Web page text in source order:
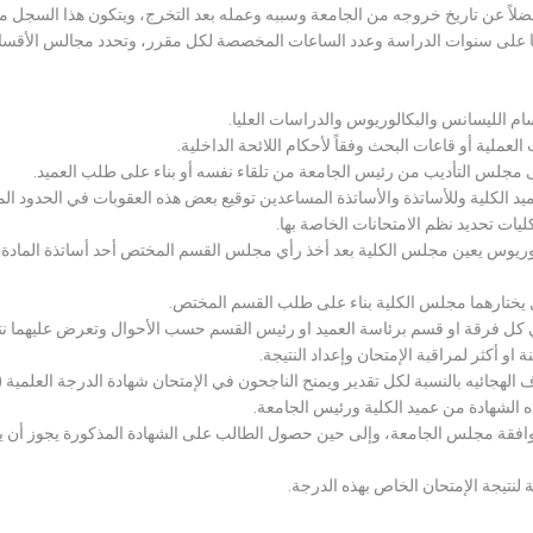
عن تاريخ خروجه من الجامعة وسببه وعمله بعد التخرج، ويتكون هذا
على سنوات الدراسة وعدد الساعات المخصصة لكل مقرر، وتحدد مجالس
الليسانس والبكالوريوس والدراسات العليا.
أو قاعات البحث وفقاً لأحكام اللائحة الداخلية.
مجلس التأديب من رئيس الجامعة من تلقاء نفسه أو بناء على طلب العميد.
وللأساتذة والأساتذة المساعدين توقيع بعض هذه العقوبات في الحدود
تحديد نظم الامتحانات الخاصة بها.
يعين مجلس الكلية بعد أخذ رأي مجلس القسم المختص أحد أساتذة
مجلس الكلية بناء على طلب القسم المختص.
فرقة او قسم برئاسة العميد او رئيس القسم حسب الأحوال وتعرض عليهما
أكثر لمراقبة الإمتحان وإعداد النتيجة.
بالنسبة لكل تقدير ويمنح الناجحون في الإمتحان شهادة الدرجة العلمية (
الشهادة من عميد الكلية ورئيس الجامعة.
مجلس الجامعة، وإلى حين حصول الطالب على الشهادة المذكورة يجوز أن
لنتيجة الإمتحان الخاص بهذه الدرجة.